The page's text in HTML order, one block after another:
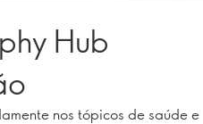
Hub
nos tópicos de saúde e